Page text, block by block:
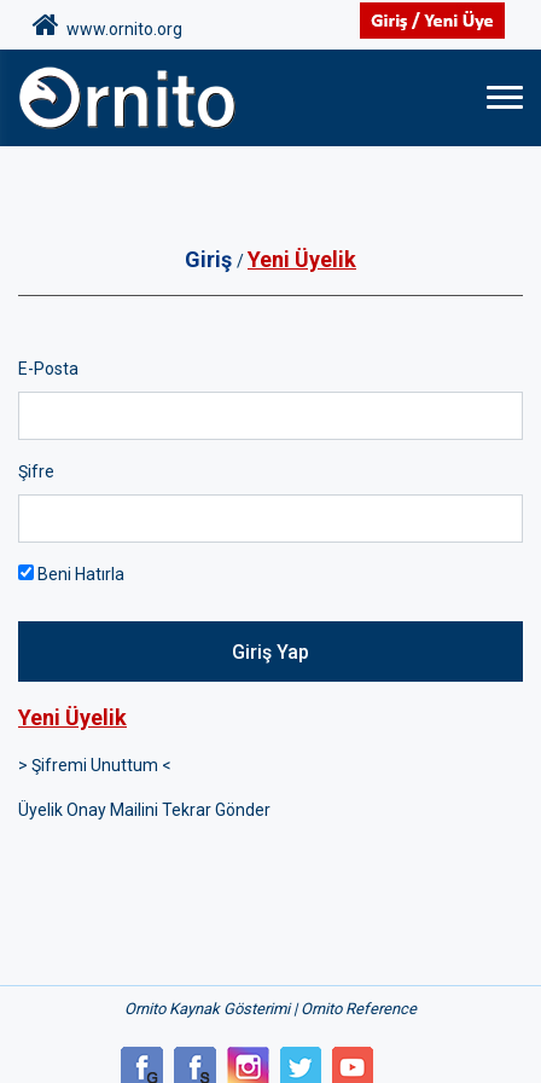
www.ornito.org
Giriş /Yeni Üyelik
E-Posta
Şifre
Beni Hatırla
Giriş Yap
Yeni Üyelik
> Şifremi Unuttum <
Üyelik Onay Mailini Tekrar Gönder
Ornito Kaynak Gösterimi | Ornito Reference